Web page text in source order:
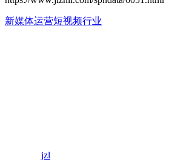
新媒体运营短视频行业
jzl